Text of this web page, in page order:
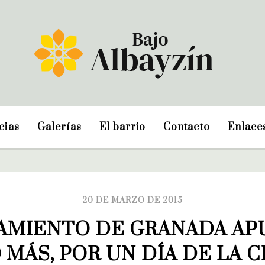
Galerías El barrio Contacto
20 DE MARZO DE 2015
DE GRANADA
MÁS, POR UN DÍA DE LA